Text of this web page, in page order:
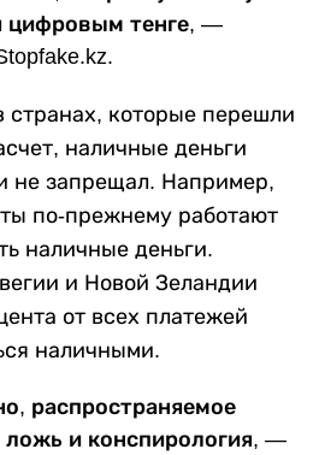
цифровым тенге, —
странах, которые перешли
наличные деньги
не запрещал. Например,
по-прежнему работают
наличные деньги.
и Новой Зеландии
от всех платежей
наличными.
распространяемое
и конспирология, —